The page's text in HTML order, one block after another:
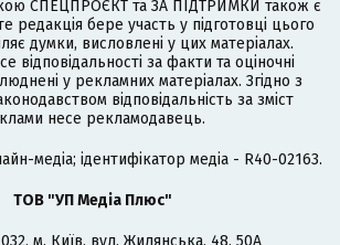
СПЕЦПРОЄКТ та ЗА ПІДТРИМКИ також є
редакція бере участь у підготовці цього
думки, висловлені у цих матеріалах.
відповідальності за факти та оціночні
у рекламних матеріалах. Згідно з
відповідальність за зміст
несе рекламодавець.
медіа; ідентифікатор медіа - R40-02163.
ТОВ "УП Медіа Плюс"